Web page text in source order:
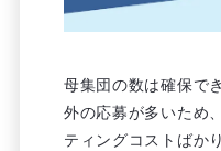
母集団の数は確保で
外の応募が多いため
ティングコストばか